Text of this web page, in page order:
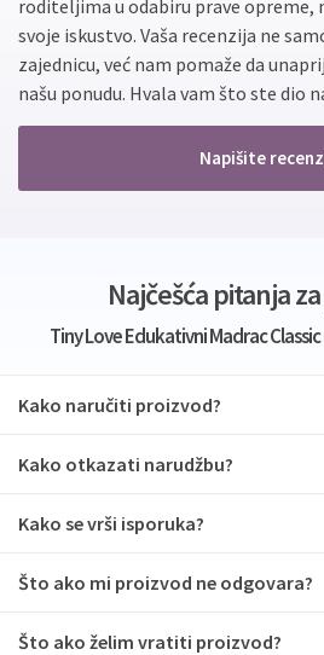
roditeljima u odabiru prave opreme,
svoje iskustvo. Vaša recenzija ne
zajednicu, već nam pomaže da
našu ponudu. Hvala vam što ste dio
Napišite
Najčešća pitanja
Tiny Love Edukativni Madrac
Kako naručiti proizvod?
Kako otkazati narudžbu?
Kako se vrši isporuka?
Što ako mi proizvod ne odgovara?
Što ako želim vratiti proizvod?